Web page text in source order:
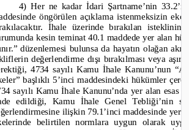
4)Her ne kadar İdari Şartname’nin
öngörülen açıklama istenmeksizin
İhale üzerinde bırakılan
kesin teminat 40.1 maddede yer alan
” düzenlemesi bulunsa da hayatın olağan
değerlendirme dışı bırakılması veya
4734 sayılı Kamu İhaleKanunu’nun
” başlıklı 5’inci maddesindeki hükümler
sayılı Kamu İhaleKanunu’nda yer alan esas
edildiği, Kamu İhale Genel Tebliği’nin
ilişkin 79.1’inci maddesinde yer
belirtilen normlara uygun olarak